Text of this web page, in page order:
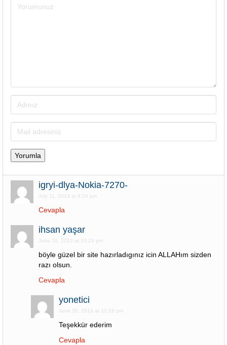
igryi-dlya-Nokia-7270-
July 11, 2013 at 9:24 pm
Cevapla
ihsan yaşar
June 26, 2013 at 10:23 pm
böyle güzel bir site hazırladıgınız icin ALLAHım sizden
razı olsun.
Cevapla
yonetici
June 26, 2013 at 10:28 pm
Teşekkür ederim
Cevapla